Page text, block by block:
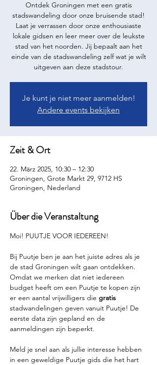
Ontdek Groningen met een gratis
stadswandeling door onze bruisende stad!
Laat je verrassen door onze enthousiaste
lokale gidsen en leer meer over de leukste
stad van het noorden. Jij bepaalt aan het
einde van de stadswandeling zelf wat je wilt
uitgeven aan deze stadstour.
Je kunt je niet meer aanmelden!
Andere events bekijken
Zeit & Ort
22. März 2025, 10:30 – 12:30
Groningen, Grote Markt 29, 9712 HS
Groningen, Nederland
Über die Veranstaltung
Moi! PUUTJE VOOR IEDEREEN!
Bij Puutje ben je aan het juiste adres als je
de stad Groningen wilt gaan ontdekken.
Omdat we merken dat niet iedereen
budget heeft om een Puutje te kopen zijn
er een aantal vrijwilligers die gratis
stadwandelingen geven vanuit Puutje! De
eerste data zijn gepland en de
aanmeldingen zijn beperkt.
Meld je snel aan als jullie interesse hebben
in een geweldige Puutje gids die het hart